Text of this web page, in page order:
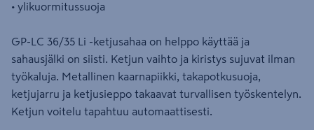
• ylikuormitussuoja
GP-LC 36/35 Li -ketjusahaa on helppo käyttää ja
sahausjälki on siisti. Ketjun vaihto ja kiristys sujuvat ilman
työkaluja. Metallinen kaarnapiikki, takapotkusuoja,
ketjujarru ja ketjusieppo takaavat turvallisen työskentelyn.
Ketjun voitelu tapahtuu automaattisesti.